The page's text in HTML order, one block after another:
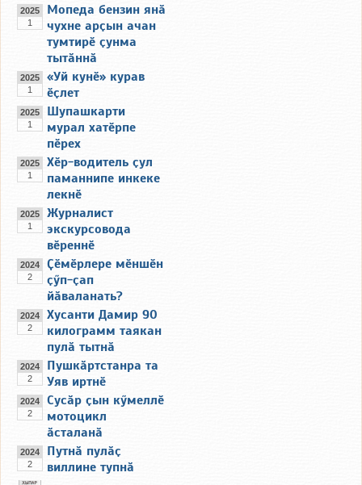
2025
1
Мопеда бензин янӑ
чухне арҫын ачан
тумтирӗ ҫунма
тытӑннӑ
2025
1
«Уй кунӗ» курав
ӗҫлет
2025
1
Шупашкарти
мурал хатӗрпе
пӗрех
2025
1
Хӗр-водитель ҫул
паманнипе инкеке
лекнӗ
2025
1
Журналист
экскурсовода
вӗреннӗ
2024
2
Ҫӗмӗрлере мӗншӗн
ҫӳп-ҫап
йӑваланать?
2024
2
Хусанти Дамир 90
килограмм таякан
пулӑ тытнӑ
2024
2
Пушкӑртстанра та
Уяв иртнӗ
2024
2
Сусӑр ҫын кӳмеллӗ
мотоцикл
ӑсталанӑ
2024
2
Путнӑ пулӑҫ
виллине тупнӑ